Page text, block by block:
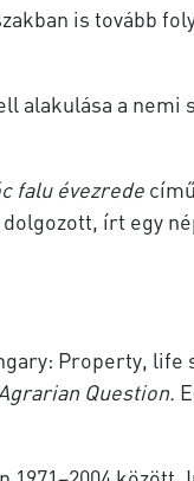
is tovább
alakulása a nemi
falu évezrede
írt egy
Property,
Question.